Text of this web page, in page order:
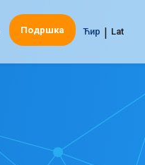
Ћир | Lat
Подршка